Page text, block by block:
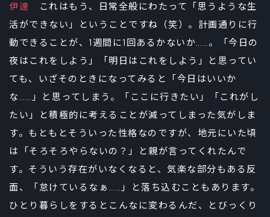
伊達 これはもう、日常全般にわたって「思うような生
活ができない」ということですね（笑）。計画通りに行
動できることが、1週間に1回あるかないか……。「今日の
夜はこれをしよう」「明日はこれをしよう」と思ってい
ても、いざそのときになってみると「今日はいいか
な……」と思ってしまう。「ここに行きたい」「これがし
たい」と積極的に考えることが減ってしまった気がしま
す。もともとそういった性格なのですが、地元にいた頃
は「そろそろやらないの？」と親が言ってくれたんで
す。そういう存在がいなくなると、気楽な部分もある反
面、「怠けているなぁ……」と落ち込むこともあります。
ひとり暮らしをするとこんなに変わるんだ、とびっくり